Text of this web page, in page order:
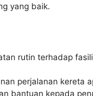
yang baik.
rutin terhadap
perjalanan kereta
bantuan kepada